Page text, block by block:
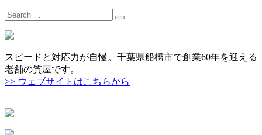
Search
for:
スピードと対応力が自慢。千葉県船橋市で創業60年を迎える
老舗の質屋です。
>> ウェブサイトはこちらから